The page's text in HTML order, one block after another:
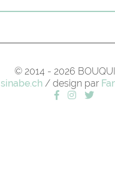
© 2014 - 2026
sinabe.ch/ design par